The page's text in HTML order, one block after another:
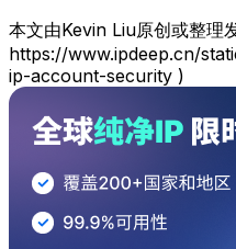
本文由Kevin Liu原创或整理
https://www.ipdeep.cn/
ip-account-security )